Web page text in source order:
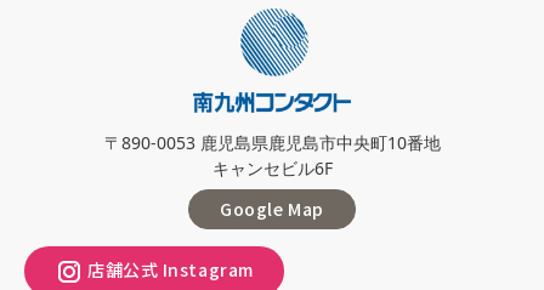
〒890-0053 鹿児島県鹿児島市中央町10番地
キャンセビル6F
Google Map
店舗公式 Instagram